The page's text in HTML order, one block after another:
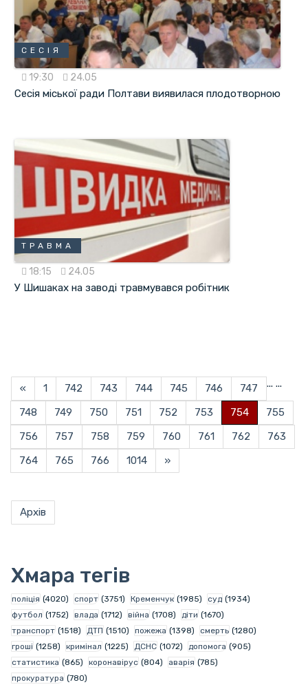
СЕСІЯ
19:30 24.05
Сесія міської ради Полтави виявилася плодотворною
ТРАВМА
18:15 24.05
У Шишаках на заводі травмувався робітник
« 1 ...
742 743 744 745 746
747
748
749 750 751 752 753 754
755
756
757 758 759 760 761 762
763
764
765 766
...
1014 »
Архів
Хмара тегів
поліція (4020) спорт (3751) Кременчук (1985) суд (1934)
футбол (1752) влада (1712) війна (1708) діти (1670)
транспорт (1518) ДТП (1510) пожежа (1398) смерть (1280)
гроші (1258) кримінал (1225) ДСНС (1072) допомога (905)
статистика (865) коронавірус (804) аварія (785)
прокуратура (780)